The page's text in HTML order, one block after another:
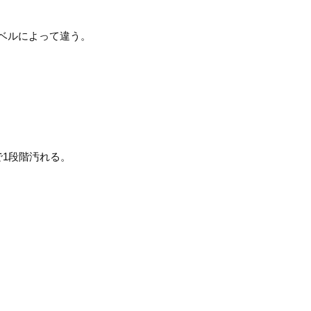
ルによって違う。
階汚れる。